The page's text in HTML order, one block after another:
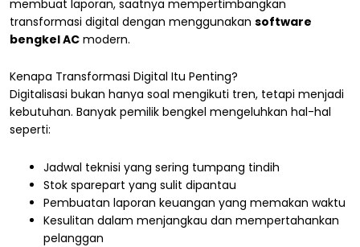
membuat laporan, saatnya mempertimbangkan
transformasi digital dengan menggunakan software
bengkel AC modern.
Kenapa Transformasi Digital Itu Penting?
Digitalisasi bukan hanya soal mengikuti tren, tetapi menjadi
kebutuhan. Banyak pemilik bengkel mengeluhkan hal-hal
seperti:
Jadwal teknisi yang sering tumpang tindih
Stok sparepart yang sulit dipantau
Pembuatan laporan keuangan yang memakan waktu
Kesulitan dalam menjangkau dan mempertahankan
pelanggan